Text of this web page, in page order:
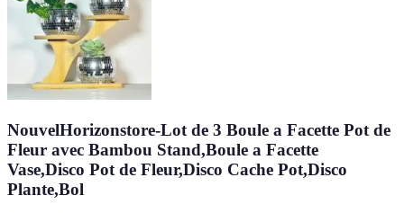
NouvelHorizonstore-Lot de 3 Boule a Facette Pot de
Fleur avec Bambou Stand,Boule a Facette
Vase,Disco Pot de Fleur,Disco Cache Pot,Disco
Plante,Bol